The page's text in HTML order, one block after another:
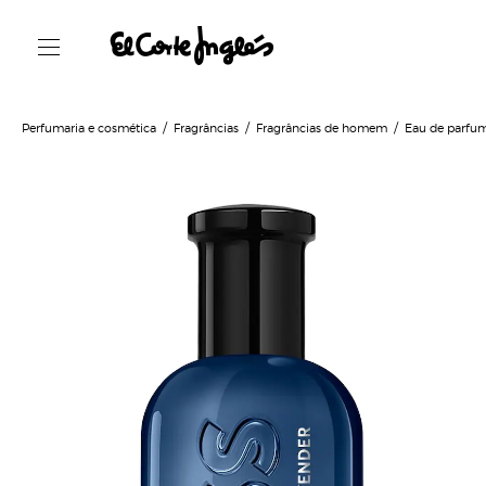
Perfumaria e cosmética Fragrâncias Fragrâncias de homem Eau de